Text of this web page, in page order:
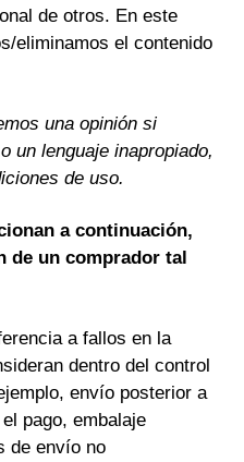
de otros. En este
eliminamos el contenido
una opinión si
un lenguaje inapropiado,
de uso.
a continuación,
de un comprador tal
a fallos en la
dentro del control
envío posterior a
pago, embalaje
de envío no